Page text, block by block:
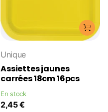
Unique
Assiettes jaunes
carrées 18cm 16pcs
En stock
2,45 €